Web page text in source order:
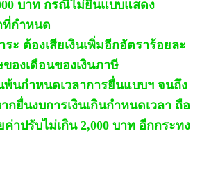
บาท กรณีไม่ยื่นแบบแสดง
ที่กำหนด
ะ ต้องเสียเงินเพิ่มอีกอัตราร้อยละ
องเดือนของเงินภาษี
นกำหนดเวลาการยื่นแบบฯ จนถึง
ยื่นงบการเงินเกินกำหนดเวลา ถือ
าปรับไม่เกิน 2,000 บาท อีกกระทง